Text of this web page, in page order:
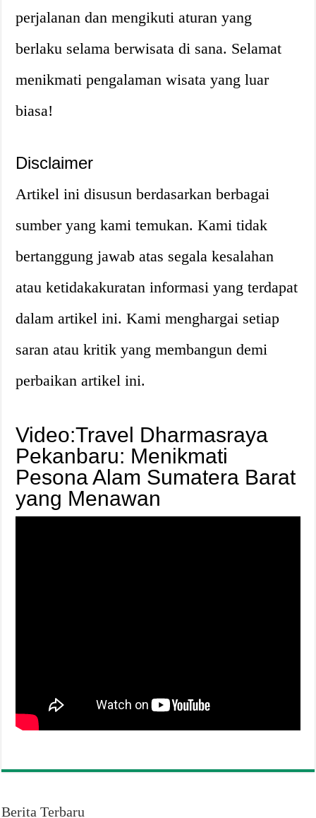
perjalanan dan mengikuti aturan yang
berlaku selama berwisata di sana. Selamat
menikmati pengalaman wisata yang luar
biasa!
Disclaimer
Artikel ini disusun berdasarkan berbagai
sumber yang kami temukan. Kami tidak
bertanggung jawab atas segala kesalahan
atau ketidakakuratan informasi yang terdapat
dalam artikel ini. Kami menghargai setiap
saran atau kritik yang membangun demi
perbaikan artikel ini.
Video:Travel Dharmasraya
Pekanbaru: Menikmati
Pesona Alam Sumatera Barat
yang Menawan
Berita Terbaru